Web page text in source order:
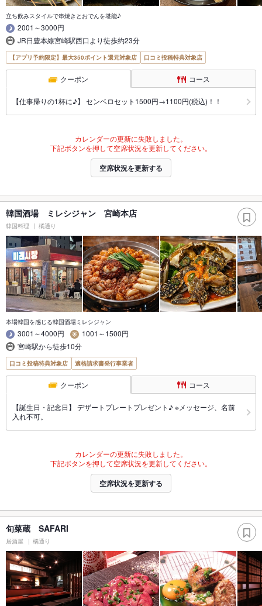
立ち飲みスタイルで串焼きとおでんを堪能♪
2001～3000円
JR日豊本線宮崎駅西口より徒歩約23分
【アプリ予約限定】最大350ポイント還元対象店 口コミ投稿特典対象店
クーポン コース
【仕事帰りの1杯に♪】 センベロセット1500円→1100円(税込)！！
カレンダーの更新に失敗しました。
下記ボタンを押して空席状況を更新してください。
空席状況を更新する
韓国酒場 ミレシジャン 宮崎本店
韓国料理 橘通り
本場韓国を感じる韓国酒場ミレシジャン
3001～4000円
1001～1500円
宮崎駅から徒歩10分
口コミ投稿特典対象店 適格請求書発行事業者
クーポン コース
【誕生日・記念日】 デザートプレートプレゼント♪ ※メッセージ、名前
入れ不可。
カレンダーの更新に失敗しました。
下記ボタンを押して空席状況を更新してください。
空席状況を更新する
旬菜蔵 SAFARI
居酒屋 橘通り